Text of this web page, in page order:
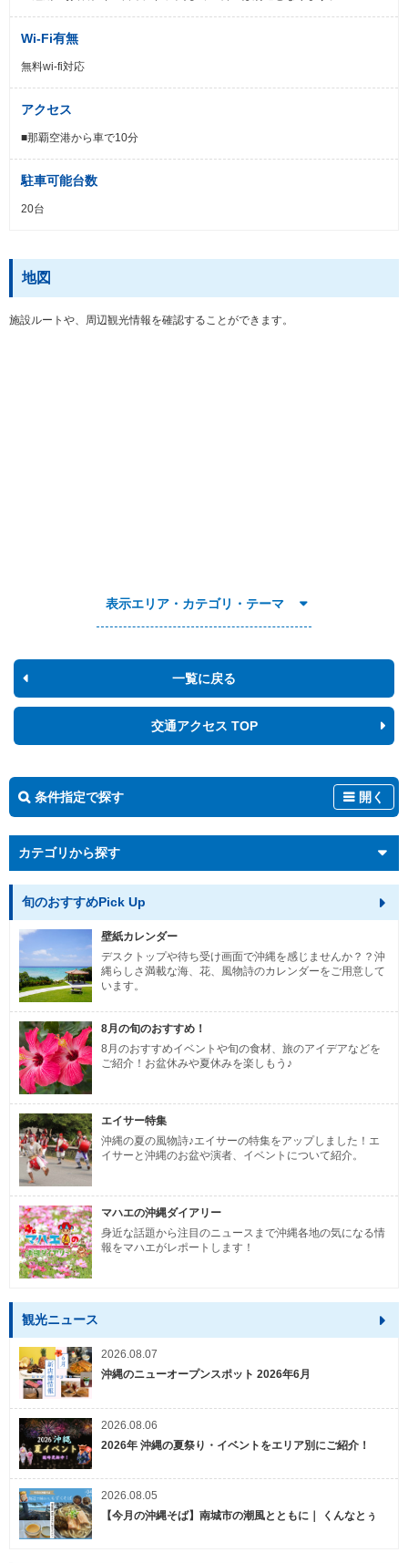
Wi-Fi有無
無料wi-fi対応
アクセス
■那覇空港から車で10分
駐車可能台数
20台
地図
施設ルートや、周辺観光情報を確認することができます。
表示エリア・カテゴリ・テーマ
一覧に戻る
交通アクセス TOP
条件指定で探す 開く
カテゴリから探す
旬のおすすめPick Up
壁紙カレンダー
デスクトップや待ち受け画面で沖縄を感じませんか？？沖
縄らしさ満載な海、花、風物詩のカレンダーをご用意して
います。
8月の旬のおすすめ！
8月のおすすめイベントや旬の食材、旅のアイデアなどを
ご紹介！お盆休みや夏休みを楽しもう♪
エイサー特集
沖縄の夏の風物詩♪エイサーの特集をアップしました！エ
イサーと沖縄のお盆や演者、イベントについて紹介。
マハエの沖縄ダイアリー
身近な話題から注目のニュースまで沖縄各地の気になる情
報をマハエがレポートします！
観光ニュース
2026.08.07
沖縄のニューオープンスポット 2026年6月
2026.08.06
2026年 沖縄の夏祭り・イベントをエリア別にご紹介！
2026.08.05
【今月の沖縄そば】南城市の潮風とともに｜ くんなとぅ